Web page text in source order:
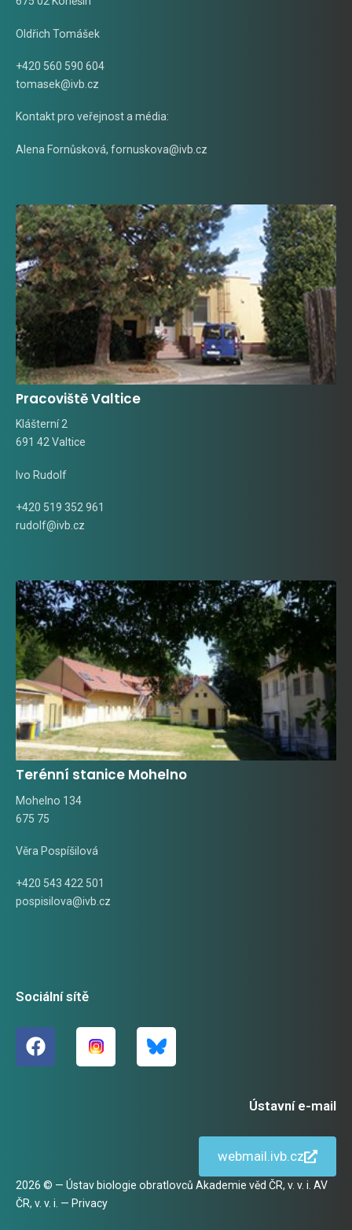
Oldřich Tomášek
+420 560 590 604
tomasek@ivb.cz
Kontakt pro veřejnost a média:
Alena Fornůsková, fornuskova@ivb.cz
Pracoviště Valtice
Klášterní 2
691 42 Valtice
Ivo Rudolf
+420 519 352 961
rudolf@ivb.cz
Terénní stanice Mohelno
Mohelno 134
675 75
Věra Pospíšilová
+420 543 422 501
pospisilova@ivb.cz
Sociální sítě
Ústavní e-mail
webmail.ivb.cz
2026 © — Ústav biologie obratlovců Akademie věd ČR, v. v. i. AV
ČR, v. v. i. — Privacy